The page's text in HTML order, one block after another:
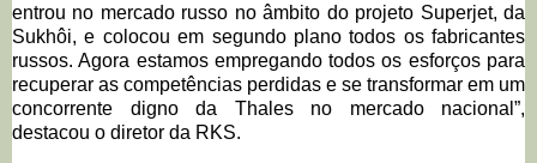
entrou no mercado russo no âmbito do projeto Superjet, da
Sukhôi, e colocou em segundo plano todos os fabricantes
russos. Agora estamos empregando todos os esforços para
recuperar as competências perdidas e se transformar em um
concorrente digno da Thales no mercado nacional”,
destacou o diretor da RKS.